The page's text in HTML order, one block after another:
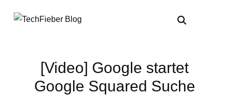
[Video] Google startet
Google Squared Suche